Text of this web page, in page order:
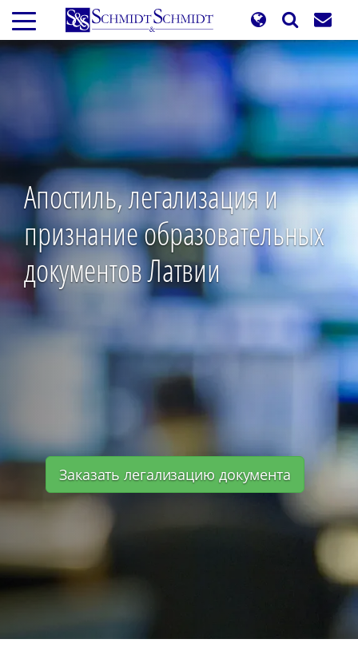
Перейти
основному
содержанию
Апостиль, легализация и
признание образовательных
документов Латвии
Заказать легализацию документа